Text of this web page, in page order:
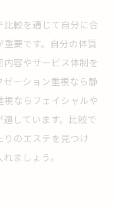
比較で実現するコ
果を得るための工
悔の回避ポイント
較を通じて自分に合
要です。自分の体質
容やサービス体制を
ーション重視なら静
ならフェイシャルや
しています。比較で
のエステを見つけ
ましょう。